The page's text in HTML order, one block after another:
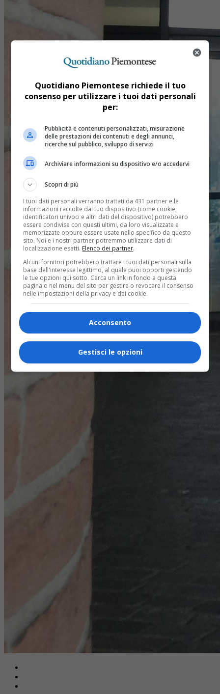
Quotidiano Piemontese richiede il tuo
consenso per utilizzare i tuoi dati personali
per:
Pubblicità e contenuti personalizzati, misurazione
delle prestazioni dei contenuti e degli annunci,
ricerche sul pubblico, sviluppo di servizi
Archiviare informazioni su dispositivo e/o accedervi
Scopri di più
I tuoi dati personali verranno trattati da 431 partner e le
informazioni raccolte dal tuo dispositivo (come cookie,
identificatori univoci e altri dati del dispositivo) potrebbero
essere condivise con questi ultimi, da loro visualizzate e
memorizzate oppure essere usate nello specifico da questo
sito. Noi e i nostri partner potremmo utilizzare dati di
localizzazione esatti. Elenco dei partner.
Alcuni fornitori potrebbero trattare i tuoi dati personali sulla
base dell'interesse legittimo, al quale puoi opporti gestendo
le tue opzioni qui sotto. Cerca un link in fondo a questa
pagina o nel menu del sito per gestire o revocare il consenso
nelle impostazioni della privacy e dei cookie.
Acconsento
Gestisci le opzioni